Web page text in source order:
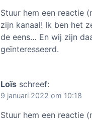
Stuur hem een reactie
zijn kanaal! Ik ben het
de eens… En wij zijn
geïnteresseerd.
Loïs schreef:
9 januari 2022 om 10:18
Stuur hem een reactie